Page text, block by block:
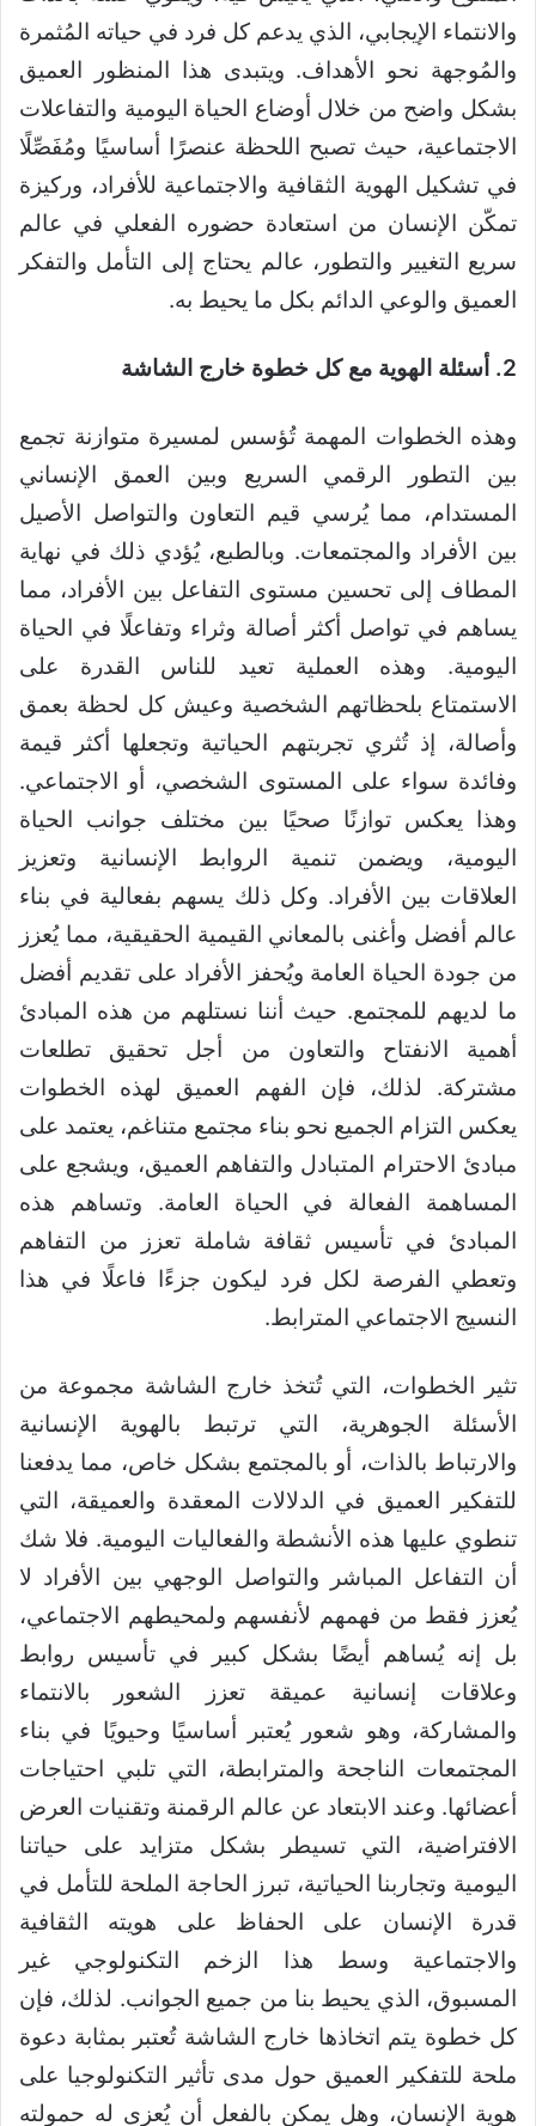
والانتماء الإيجابي، الذي يدعم كل فرد في حياته المُثمرة
والمُوجهة نحو الأهداف. ويتبدى هذا المنظور العميق
بشكل واضح من خلال أوضاع الحياة اليومية والتفاعلات
الاجتماعية، حيث تصبح اللحظة عنصرًا أساسيًا ومُفَصِّلًا
في تشكيل الهوية الثقافية والاجتماعية للأفراد، وركيزة
تمكّن الإنسان من استعادة حضوره الفعلي في عالم
سريع التغيير والتطور، عالم يحتاج إلى التأمل والتفكر
العميق والوعي الدائم بكل ما يحيط به.
2. أسئلة الهوية مع كل خطوة خارج الشاشة
وهذه الخطوات المهمة تُؤسس لمسيرة متوازنة تجمع
بين التطور الرقمي السريع وبين العمق الإنساني
المستدام، مما يُرسي قيم التعاون والتواصل الأصيل
بين الأفراد والمجتمعات. وبالطبع، يُؤدي ذلك في نهاية
المطاف إلى تحسين مستوى التفاعل بين الأفراد، مما
يساهم في تواصل أكثر أصالة وثراء وتفاعلًا في الحياة
اليومية. وهذه العملية تعيد للناس القدرة على
الاستمتاع بلحظاتهم الشخصية وعيش كل لحظة بعمق
وأصالة، إذ تُثري تجربتهم الحياتية وتجعلها أكثر قيمة
وفائدة سواء على المستوى الشخصي، أو الاجتماعي.
وهذا يعكس توازنًا صحيًا بين مختلف جوانب الحياة
اليومية، ويضمن تنمية الروابط الإنسانية وتعزيز
العلاقات بين الأفراد. وكل ذلك يسهم بفعالية في بناء
عالم أفضل وأغنى بالمعاني القيمية الحقيقية، مما يُعزز
من جودة الحياة العامة ويُحفز الأفراد على تقديم أفضل
ما لديهم للمجتمع. حيث أننا نستلهم من هذه المبادئ
أهمية الانفتاح والتعاون من أجل تحقيق تطلعات
مشتركة. لذلك، فإن الفهم العميق لهذه الخطوات
يعكس التزام الجميع نحو بناء مجتمع متناغم، يعتمد على
مبادئ الاحترام المتبادل والتفاهم العميق، ويشجع على
المساهمة الفعالة في الحياة العامة. وتساهم هذه
المبادئ في تأسيس ثقافة شاملة تعزز من التفاهم
وتعطي الفرصة لكل فرد ليكون جزءًا فاعلًا في هذا
النسيج الاجتماعي المترابط.
تثير الخطوات، التي تُتخذ خارج الشاشة مجموعة من
الأسئلة الجوهرية، التي ترتبط بالهوية الإنسانية
والارتباط بالذات، أو بالمجتمع بشكل خاص، مما يدفعنا
للتفكير العميق في الدلالات المعقدة والعميقة، التي
تنطوي عليها هذه الأنشطة والفعاليات اليومية. فلا شك
أن التفاعل المباشر والتواصل الوجهي بين الأفراد لا
يُعزز فقط من فهمهم لأنفسهم ولمحيطهم الاجتماعي،
بل إنه يُساهم أيضًا بشكل كبير في تأسيس روابط
وعلاقات إنسانية عميقة تعزز الشعور بالانتماء
والمشاركة، وهو شعور يُعتبر أساسيًا وحيويًا في بناء
المجتمعات الناجحة والمترابطة، التي تلبي احتياجات
أعضائها. وعند الابتعاد عن عالم الرقمنة وتقنيات العرض
الافتراضية، التي تسيطر بشكل متزايد على حياتنا
اليومية وتجاربنا الحياتية، تبرز الحاجة الملحة للتأمل في
قدرة الإنسان على الحفاظ على هويته الثقافية
والاجتماعية وسط هذا الزخم التكنولوجي غير
المسبوق، الذي يحيط بنا من جميع الجوانب. لذلك، فإن
كل خطوة يتم اتخاذها خارج الشاشة تُعتبر بمثابة دعوة
ملحة للتفكير العميق حول مدى تأثير التكنولوجيا على
هوية الإنسان، وهل يمكن بالفعل أن يُعزى له حمولته